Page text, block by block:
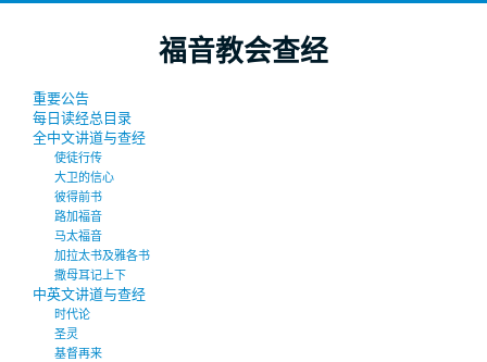
福音教会查经
重要公告
每日读经总目录
全中文讲道与查经
使徒行传
大卫的信心
彼得前书
路加福音
马太福音
加拉太书及雅各书
撒母耳记上下
中英文讲道与查经
时代论
圣灵
基督再来